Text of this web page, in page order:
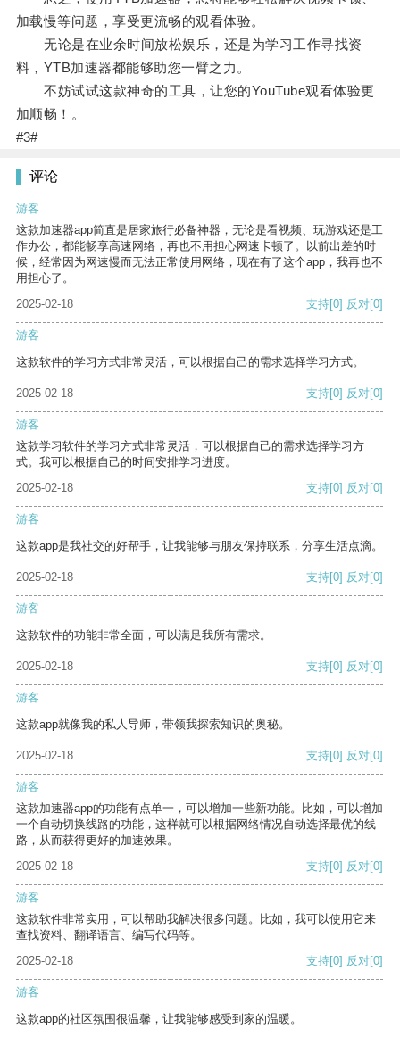
加载慢等问题，享受更流畅的观看体验。
无论是在业余时间放松娱乐，还是为学习工作寻找资
料，YTB加速器都能够助您一臂之力。
不妨试试这款神奇的工具，让您的YouTube观看体验更
加顺畅！。
#3#
评论
游客
这款加速器app简直是居家旅行必备神器，无论是看视频、玩游戏还是工
作办公，都能畅享高速网络，再也不用担心网速卡顿了。以前出差的时
候，经常因为网速慢而无法正常使用网络，现在有了这个app，我再也不
用担心了。
2025-02-18
支持[0] 反对[0]
游客
这款软件的学习方式非常灵活，可以根据自己的需求选择学习方式。
2025-02-18 支持[0] 反对[0]
游客
这款学习软件的学习方式非常灵活，可以根据自己的需求选择学习方
式。我可以根据自己的时间安排学习进度。
2025-02-18
支持[0] 反对[0]
游客
这款app是我社交的好帮手，让我能够与朋友保持联系，分享生活点滴。
2025-02-18 支持[0] 反对[0]
游客
这款软件的功能非常全面，可以满足我所有需求。
2025-02-18 支持[0] 反对[0]
游客
这款app就像我的私人导师，带领我探索知识的奥秘。
2025-02-18 支持[0] 反对[0]
游客
这款加速器app的功能有点单一，可以增加一些新功能。比如，可以增加
一个自动切换线路的功能，这样就可以根据网络情况自动选择最优的线
路，从而获得更好的加速效果。
2025-02-18
支持[0] 反对[0]
游客
这款软件非常实用，可以帮助我解决很多问题。比如，我可以使用它来
查找资料、翻译语言、编写代码等。
2025-02-18
支持[0] 反对[0]
游客
这款app的社区氛围很温馨，让我能够感受到家的温暖。